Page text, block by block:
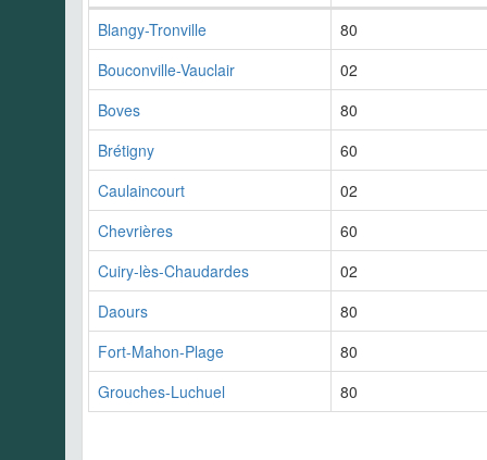
Blangy-Tronville
80
Bouconville-Vauclair
02
Boves
80
Brétigny
60
Caulaincourt
02
Chevrières
60
Cuiry-lès-Chaudardes
02
Daours
80
Fort-Mahon-Plage
80
Grouches-Luchuel
80